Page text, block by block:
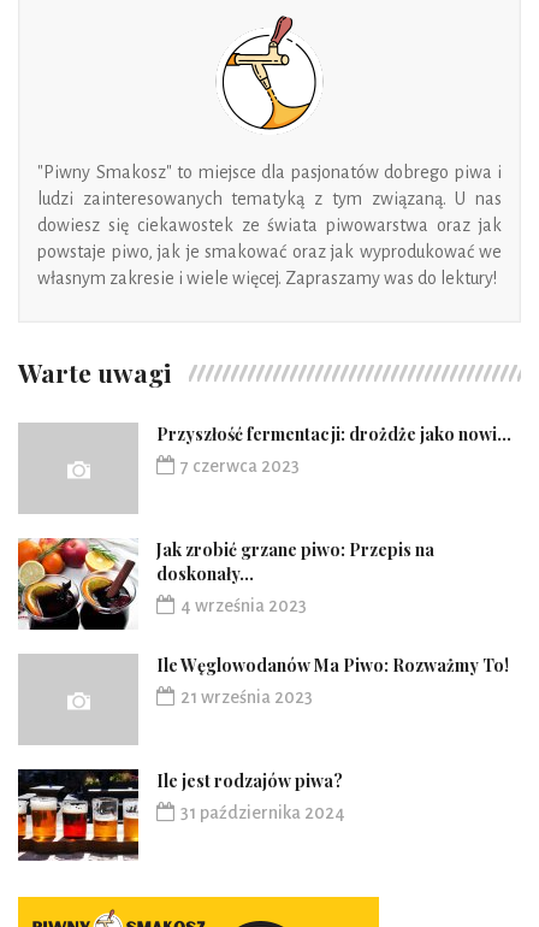
"Piwny Smakosz" to miejsce dla pasjonatów dobrego piwa i
ludzi zainteresowanych tematyką z tym związaną. U nas
dowiesz się ciekawostek ze świata piwowarstwa oraz jak
powstaje piwo, jak je smakować oraz jak wyprodukować we
własnym zakresie i wiele więcej. Zapraszamy was do lektury!
Warte uwagi
Przyszłość fermentacji: drożdże jako nowi...
7 czerwca 2023
Jak zrobić grzane piwo: Przepis na
doskonały...
4 września 2023
Ile Węglowodanów Ma Piwo: Rozważmy To!
21 września 2023
Ile jest rodzajów piwa?
31 października 2024